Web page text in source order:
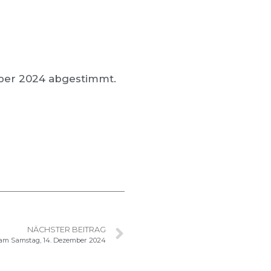
2024 abgestimmt.
NÄCHSTER BEITRAG
Samstag, 14. Dezember 2024